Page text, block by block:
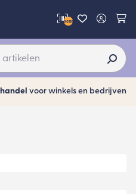
scan
voor winkels en bedrijven